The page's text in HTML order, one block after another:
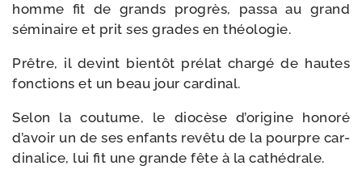
homme fit de grands pro­grès, pas­sa au grand
sémi­naire et prit ses grades en théologie.
Prêtre, il devint bien­tôt pré­lat char­gé de hautes
fonc­tions et un beau jour cardinal.
Selon la cou­tume, le dio­cèse d’origine hono­ré
d’avoir un de ses enfants revê­tu de la pourpre car­
di­na­lice, lui fit une grande fête à la cathédrale.